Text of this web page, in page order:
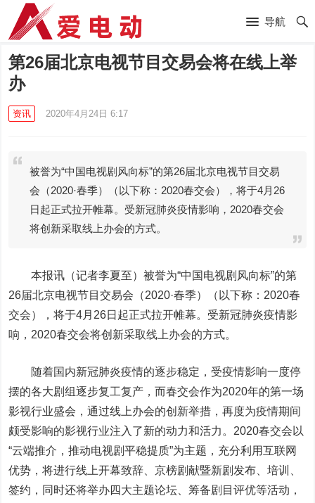
导航
第26届北京电视节目交易会将在线上举
办
资讯 2020年4月24日 6:17
被誉为“中国电视剧风向标”的第26届北京电视节目交易
会（2020·春季）（以下称：2020春交会），将于4月26
日起正式拉开帷幕。受新冠肺炎疫情影响，2020春交会
将创新采取线上办会的方式。
本报讯（记者李夏至）被誉为“中国电视剧风向标”的第
26届北京电视节目交易会（2020·春季）（以下称：2020春
交会），将于4月26日起正式拉开帷幕。受新冠肺炎疫情影
响，2020春交会将创新采取线上办会的方式。
随着国内新冠肺炎疫情的逐步稳定，受疫情影响一度停
摆的各大剧组逐步复工复产，而春交会作为2020年的第一场
影视行业盛会，通过线上办会的创新举措，再度为疫情期间
颇受影响的影视行业注入了新的动力和活力。2020春交会以
“云端推介，推动电视剧平稳提质”为主题，充分利用互联网
优势，将进行线上开幕致辞、京榜剧献暨新剧发布、培训、
签约，同时还将举办四大主题论坛、筹备剧目评优等活动，